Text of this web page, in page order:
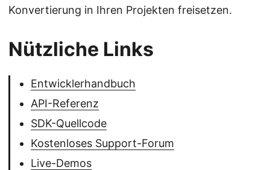
Konvertierung in Ihren Projekten freisetzen.
Nützliche Links
Entwicklerhandbuch
API-Referenz
SDK-Quellcode
Kostenloses Support-Forum
Live-Demos